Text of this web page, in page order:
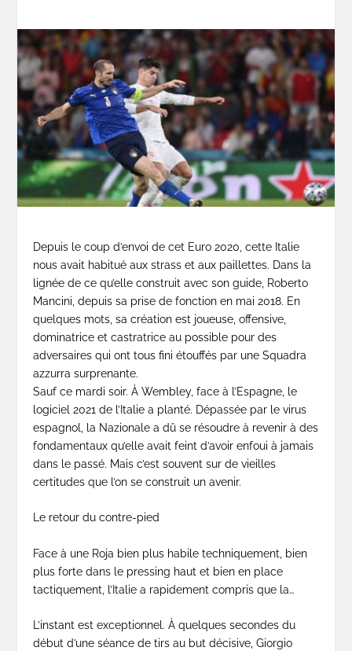
Depuis le coup d’envoi de cet Euro 2020, cette Italie
nous avait habitué aux strass et aux paillettes. Dans la
lignée de ce qu’elle construit avec son guide, Roberto
Mancini, depuis sa prise de fonction en mai 2018. En
quelques mots, sa création est joueuse, offensive,
dominatrice et castratrice au possible pour des
adversaires qui ont tous fini étouffés par une Squadra
azzurra surprenante.
Sauf ce mardi soir. À Wembley, face à l’Espagne, le
logiciel 2021 de l’Italie a planté. Dépassée par le virus
espagnol, la Nazionale a dû se résoudre à revenir à des
fondamentaux qu’elle avait feint d’avoir enfoui à jamais
dans le passé. Mais c’est souvent sur de vieilles
certitudes que l’on se construit un avenir.
Le retour du contre-pied
Face à une Roja bien plus habile techniquement, bien
plus forte dans le pressing haut et bien en place
tactiquement, l’Italie a rapidement compris que la…
L’instant est exceptionnel. À quelques secondes du
début d’une séance de tirs au but décisive, Giorgio